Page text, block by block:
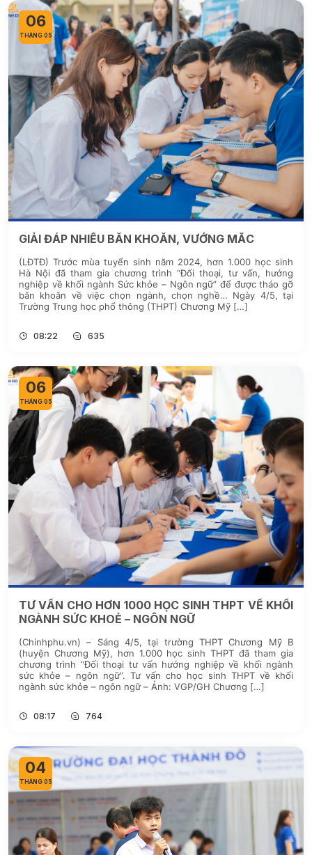
06
THÁNG 05
GIẢI ĐÁP NHIỀU BĂN KHOĂN, VƯỚNG MẮC
(LĐTĐ) Trước mùa tuyển sinh năm 2024, hơn 1.000 học sinh
Hà Nội đã tham gia chương trình “Đối thoại, tư vấn, hướng
nghiệp về khối ngành Sức khỏe – Ngôn ngữ” để được tháo gỡ
băn khoăn về việc chọn ngành, chọn nghề… Ngày 4/5, tại
Trường Trung học phổ thông (THPT) Chương Mỹ […]
08:22 635
06
THÁNG 05
TƯ VẤN CHO HƠN 1000 HỌC SINH THPT VỀ KHỐI
NGÀNH SỨC KHOẺ – NGÔN NGỮ
(Chinhphu.vn) – Sáng 4/5, tại trường THPT Chương Mỹ B
(huyện Chương Mỹ), hơn 1.000 học sinh THPT đã tham gia
chương trình “Đối thoại tư vấn hướng nghiệp về khối ngành
sức khỏe – ngôn ngữ”. Tư vấn cho học sinh THPT về khối
ngành sức khỏe – ngôn ngữ – Ảnh: VGP/GH Chương […]
08:17 764
04
THÁNG 05